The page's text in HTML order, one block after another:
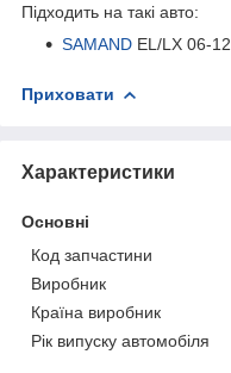
Підходить на такі авто:
SAMAND EL/LX 06-12
Приховати
Характеристики
Основні
Код запчастини
Виробник
Країна виробник
Рік випуску автомобіля